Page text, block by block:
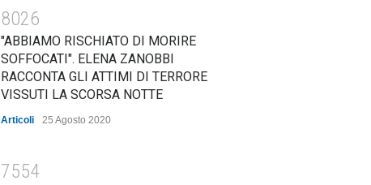
8026
"ABBIAMO RISCHIATO DI MORIRE
SOFFOCATI". ELENA ZANOBBI
RACCONTA GLI ATTIMI DI TERRORE
VISSUTI LA SCORSA NOTTE
Articoli 25 Agosto 2020
7554